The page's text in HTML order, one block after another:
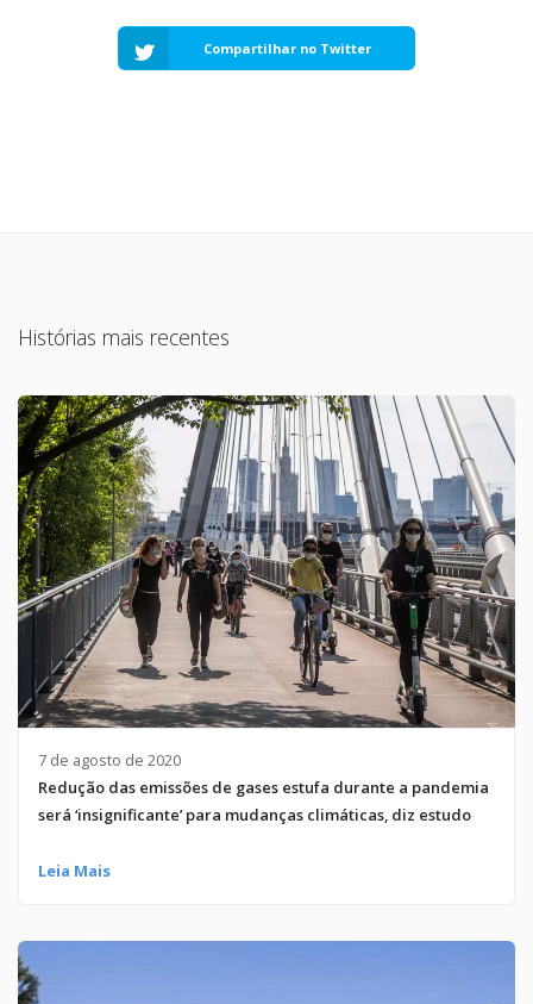
Compartilhar no Twitter
Histórias mais recentes
7 de agosto de 2020
Redução das emissões de gases estufa durante a pandemia
será ‘insignificante’ para mudanças climáticas, diz estudo
Leia Mais